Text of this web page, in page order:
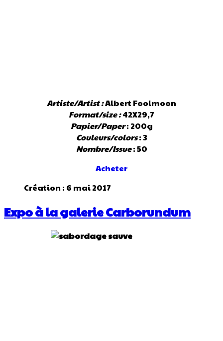
Artiste/Artist :Albert Foolmoon
Format/size :42X29,7
Papier/Paper: 200g
Couleurs/colors: 3
Nombre/Issue: 50
Acheter
Création : 6 mai 2017
Expo à la galerie Carborundum